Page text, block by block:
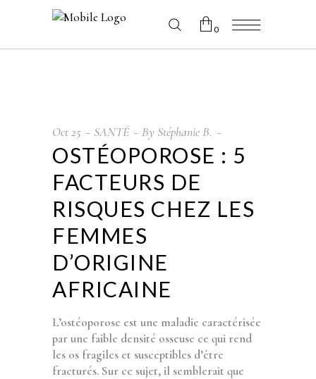
0
Oct25 SANTÉ By Stéphanie B.
OSTÉOPOROSE : 5
FACTEURS DE
RISQUES CHEZ LES
FEMMES
D’ORIGINE
AFRICAINE
L’ostéoporose est une maladie caractérisée
par une faible densité osseuse ce qui rend
les os fragiles et susceptibles d’être
fracturés. Sur ce sujet, il semblerait que